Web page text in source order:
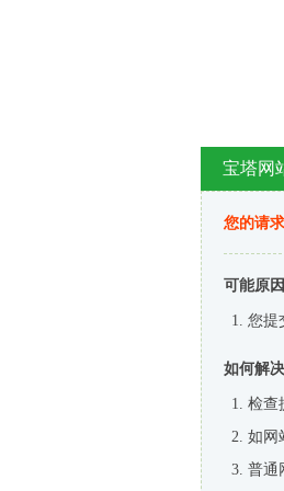
宝塔网
您的请
可能原
您提
如何解
检查
如网
普通